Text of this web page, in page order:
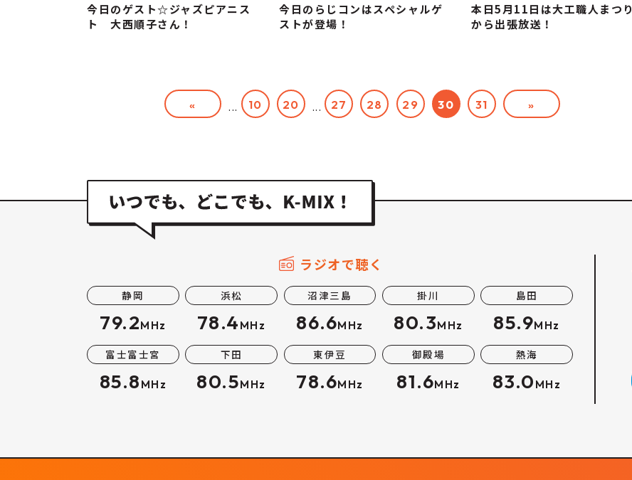
今日のゲスト☆ジャズピアニス
ト 大西順子さん！
今日のらじコンはスペシャルゲ
ストが登場！
本日5月11日は大工職人まつり
から出張放送！
« ... 10 20 ... 27 28 29 30 31 »
ラジオで聴く
静岡
79.2MHz
浜松
78.4 MHz
沼津三島
86.6MHz
掛川
80.3MHz
島田
85.9MHz
富士富士宮
85.8 MHz
下田
80.5MHz
東伊豆
78.6MHz
御殿場
81.6MHz
熱海
83.0 MHz